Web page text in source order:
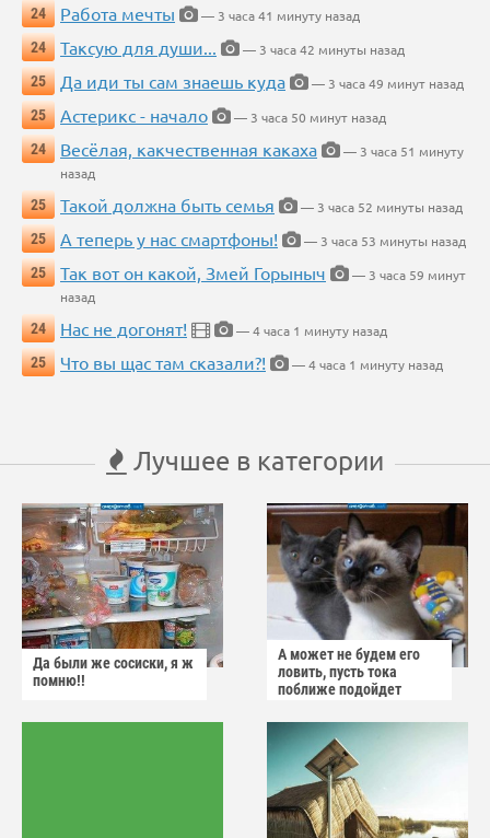
24 Работа мечты
— 3 часа 41 минуту назад
24
Таксую для души...
— 3 часа 42 минуты назад
25
Да иди ты сам знаешь куда
— 3 часа 49 минут назад
25
Астерикс - начало
— 3 часа 50 минут назад
24
Весёлая, какчественная какаха
— 3 часа 51 минуту
назад
25
Такой должна быть семья
— 3 часа 52 минуты назад
25
А теперь у нас смартфоны!
— 3 часа 53 минуты назад
25
Так вот он какой, Змей Горыныч
— 3 часа 59 минут
назад
24
Нас не догонят!
— 4 часа 1 минуту назад
25
Что вы щас там сказали?! — 4 часа 1 минуту назад
Лучшее в категории
Да были же сосиски, я ж
помню!!
А может не будем его
ловить, пусть тока
поближе подойдет